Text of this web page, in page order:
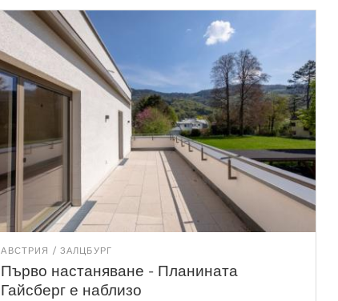
АВСТРИЯ ЗАЛЦБУРГ
Първо настаняване - Планината
Гайсберг е наблизо